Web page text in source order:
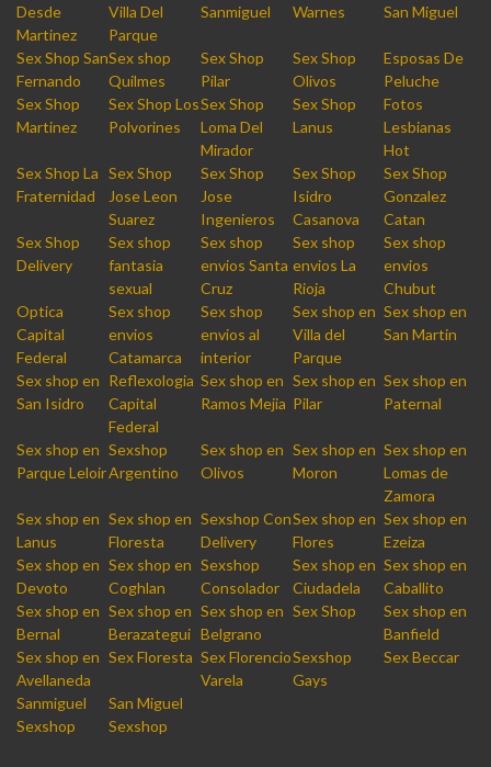
Desde
Martinez
Villa Del
Parque
Sanmiguel
Warnes
San Miguel
Sex Shop San
Fernando
Sex shop
Quilmes
Sex Shop
Pilar
Sex Shop
Olivos
Esposas De
Peluche
Sex Shop
Martinez
Sex Shop Los
Polvorines
Sex Shop
Loma Del
Mirador
Sex Shop
Lanus
Fotos
Lesbianas
Hot
Sex Shop La
Fraternidad
Sex Shop
Jose Leon
Suarez
Sex Shop
Jose
Ingenieros
Sex Shop
Isidro
Casanova
Sex Shop
Gonzalez
Catan
Sex Shop
Delivery
Sex shop
fantasia
sexual
Sex shop
envios Santa
Cruz
Sex shop
envios La
Rioja
Sex shop
envios
Chubut
Optica
Capital
Federal
Sex shop
envios
Catamarca
Sex shop
envios al
interior
Sex shop en
Villa del
Parque
Sex shop en
San Martin
Sex shop en
San Isidro
Reflexologia
Capital
Federal
Sex shop en
Ramos Mejia
Sex shop en
Pilar
Sex shop en
Paternal
Sex shop en
Parque Leloir
Sexshop
Argentino
Sex shop en
Olivos
Sex shop en
Moron
Sex shop en
Lomas de
Zamora
Sex shop en
Lanus
Sex shop en
Floresta
Sexshop Con
Delivery
Sex shop en
Flores
Sex shop en
Ezeiza
Sex shop en
Devoto
Sex shop en
Coghlan
Sexshop
Consolador
Sex shop en
Ciudadela
Sex shop en
Caballito
Sex shop en
Bernal
Sex shop en
Berazategui
Sex shop en
Belgrano
Sex Shop
Sex shop en
Banfield
Sex shop en
Avellaneda
Sex Floresta Sex Florencio
Varela
Sexshop
Gays
Sex Beccar
Sanmiguel
Sexshop
San Miguel
Sexshop